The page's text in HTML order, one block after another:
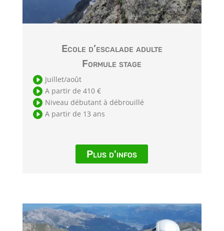
Ecole d’escalade adulte
Formule stage
 Juillet/août
 A partir de 410 €
 Niveau débutant à débrouillé
 A partir de 13 ans
Plus d'infos